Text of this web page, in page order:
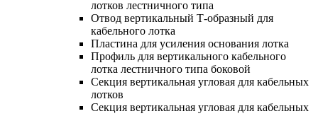
лотков лестничного типа
Отвод вертикальный Т-образный для
кабельного лотка
Пластина для усиления основания лотка
Профиль для вертикального кабельного
лотка лестничного типа боковой
Секция вертикальная угловая для кабельных
лотков
Секция вертикальная угловая для кабельных